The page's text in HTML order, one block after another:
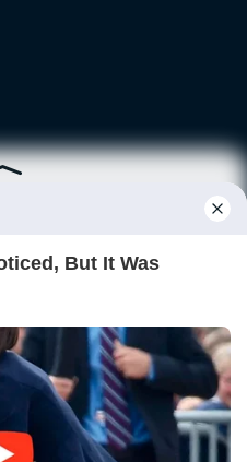
Pedoman Media Siber
Hubungi Kami